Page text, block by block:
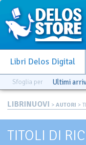
Libri Delos Digital
Sfoglia per Ultimi
LIBRINUOVI > AUTORI >
TITOLI DI